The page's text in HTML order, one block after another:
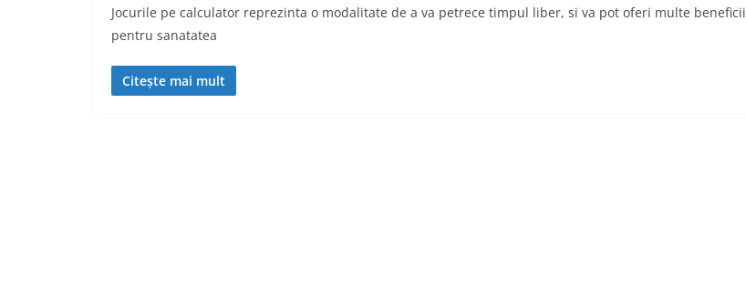
Jocurile pe calculator reprezinta o modalitate de a va petrece timpul liber, si va pot oferi multe beneficii
pentru sanatatea
Citește mai mult